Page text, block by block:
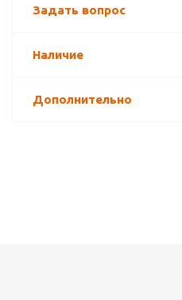
Задать вопрос
Наличие
Дополнительно